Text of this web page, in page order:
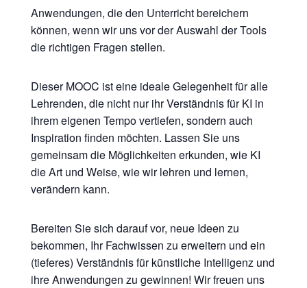
Anwendungen, die den Unterricht bereichern
können, wenn wir uns vor der Auswahl der Tools
die richtigen Fragen stellen.
Dieser MOOC ist eine ideale Gelegenheit für alle
Lehrenden, die nicht nur ihr Verständnis für KI in
ihrem eigenen Tempo vertiefen, sondern auch
Inspiration finden möchten. Lassen Sie uns
gemeinsam die Möglichkeiten erkunden, wie KI
die Art und Weise, wie wir lehren und lernen,
verändern kann.
Bereiten Sie sich darauf vor, neue Ideen zu
bekommen, Ihr Fachwissen zu erweitern und ein
(tieferes) Verständnis für künstliche Intelligenz und
ihre Anwendungen zu gewinnen! Wir freuen uns